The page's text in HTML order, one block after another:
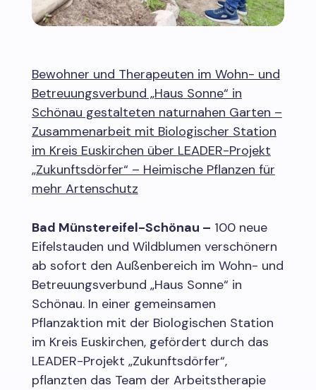
Bewohner und Therapeuten im Wohn- und
Betreuungsverbund „Haus Sonne“ in
Schönau gestalteten naturnahen Garten –
Zusammenarbeit mit Biologischer Station
im Kreis Euskirchen über LEADER-Projekt
„Zukunftsdörfer“ – Heimische Pflanzen für
mehr Artenschutz
Bad Münstereifel-Schönau – 100 neue
Eifelstauden und Wildblumen verschönern
ab sofort den Außenbereich im Wohn- und
Betreuungsverbund „Haus Sonne“ in
Schönau. In einer gemeinsamen
Pflanzaktion mit der Biologischen Station
im Kreis Euskirchen, gefördert durch das
LEADER-Projekt „Zukunftsdörfer“,
pflanzten das Team der Arbeitstherapie